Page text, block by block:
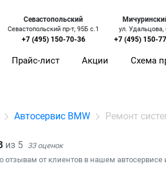
Севастопольский
Севастопольский пр-т, 95Б с.1
+7 (495) 150-70-36
ул. Удальцова,
+7 (495) 150-
Прайс-лист Акции Схема
Автосервис BMW Ремонт
из 5 33оценок
отзывам от клиентов в нашем